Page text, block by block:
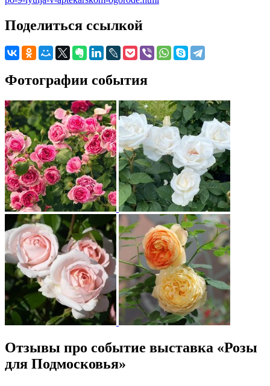
Поделиться ссылкой
Фотографии события
Отзывы про событие выставка «Розы
для Подмосковья»